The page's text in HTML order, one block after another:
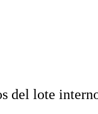
del lote